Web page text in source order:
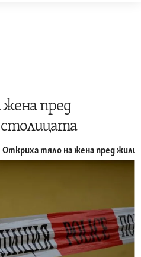
пред
столицата
Откриха тяло на жена пред